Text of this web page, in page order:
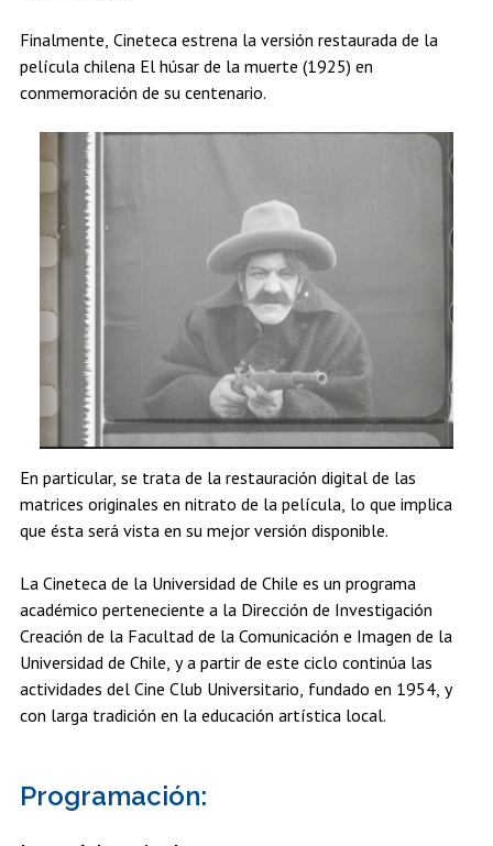
Finalmente, Cineteca estrena la versión restaurada de la
película chilena El húsar de la muerte (1925) en
conmemoración de su centenario.
En particular, se trata de la restauración digital de las
matrices originales en nitrato de la película, lo que implica
que ésta será vista en su mejor versión disponible.
La Cineteca de la Universidad de Chile es un programa
académico perteneciente a la Dirección de Investigación
Creación de la Facultad de la Comunicación e Imagen de la
Universidad de Chile, y a partir de este ciclo continúa las
actividades del Cine Club Universitario, fundado en 1954, y
con larga tradición en la educación artística local.
Programación: